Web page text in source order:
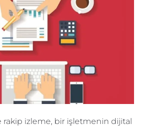
rakip izleme, bir işletmenin dijital